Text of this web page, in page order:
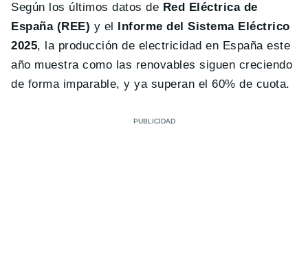
Según los últimos datos de Red Eléctrica de
España (REE) y el Informe del Sistema Eléctrico
2025, la producción de electricidad en España este
año muestra como las renovables siguen creciendo
de forma imparable, y ya superan el 60% de cuota.